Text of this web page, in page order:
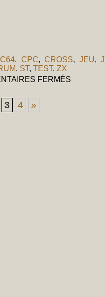
C64, CPC,CROSS, JEU,
, ST, TEST, ZX
FERMÉS
3 4 »